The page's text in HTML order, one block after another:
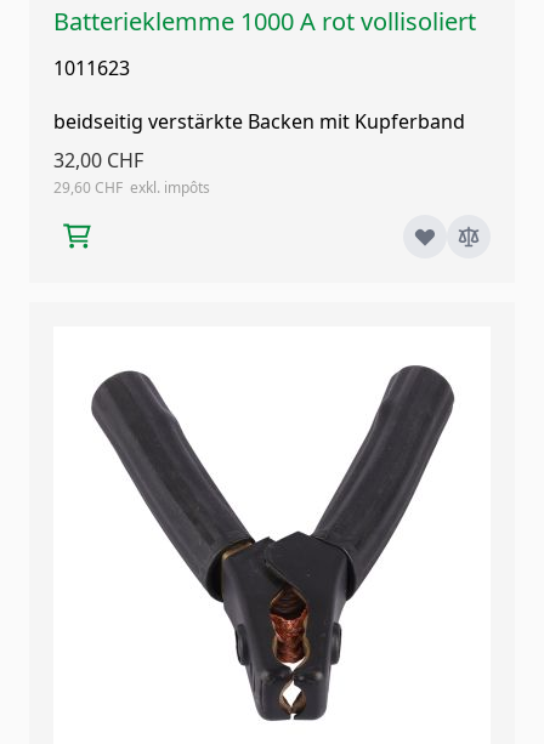
Batterieklemme 1000 A rot vollisoliert
1011623
beidseitig verstärkte Backen mit Kupferband
32,00 CHF
29,60 CHF